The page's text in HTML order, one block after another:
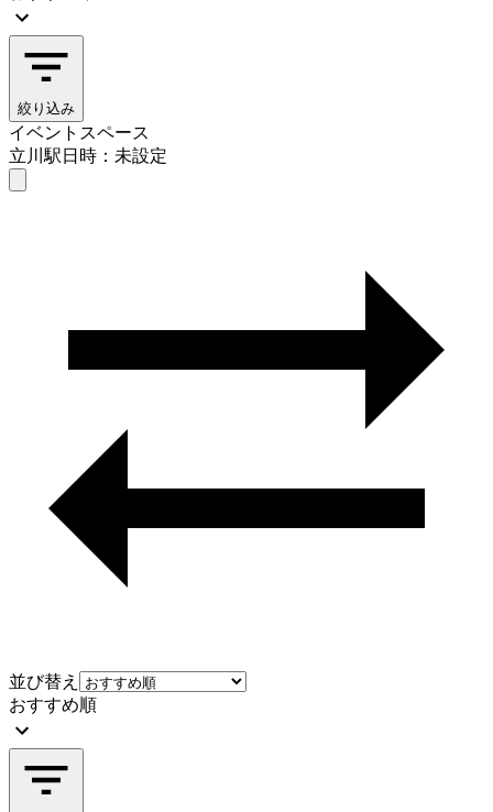
絞り込み
イベントスペース
立川駅日時：未設定
並び替え
おすすめ順